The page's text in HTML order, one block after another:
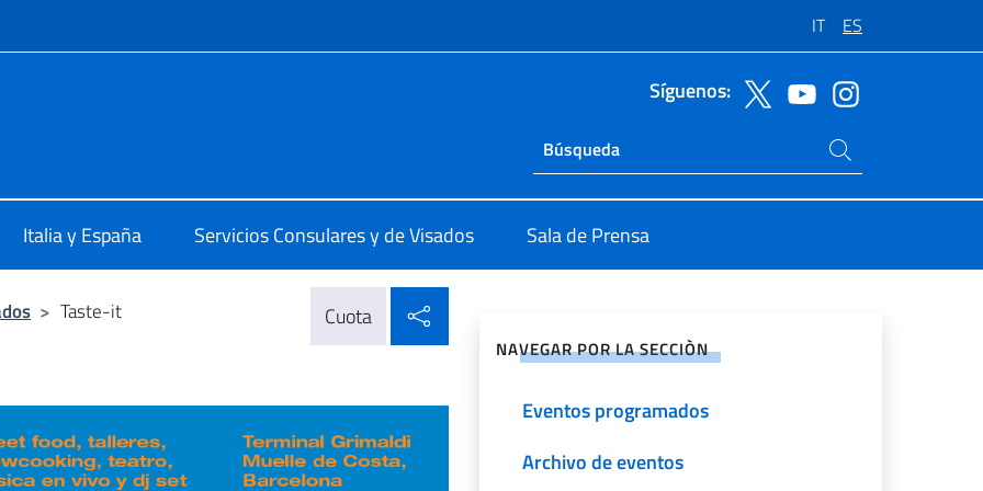
IT ES
sociales y menú Síguenos:
Ricerca sito live
Buscar en el sitio
Italia y España Servicios Consulares y de Visados Sala de Prensa
> Taste-it Cuota
NAVEGAR POR LA SECCIÒN
Eventos programados
Archivo de eventos